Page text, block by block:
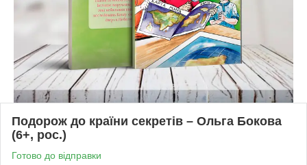
Подорож до країни секретів – Ольга Бокова
(6+, рос.)
Готово до відправки